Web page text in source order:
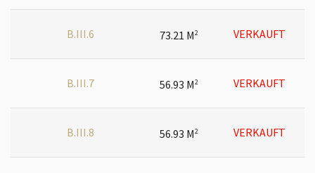
B.III.6 73.21 M2 VERKAUFT
B.III.7 56.93 M2 VERKAUFT
B.III.8 56.93 M2 VERKAUFT